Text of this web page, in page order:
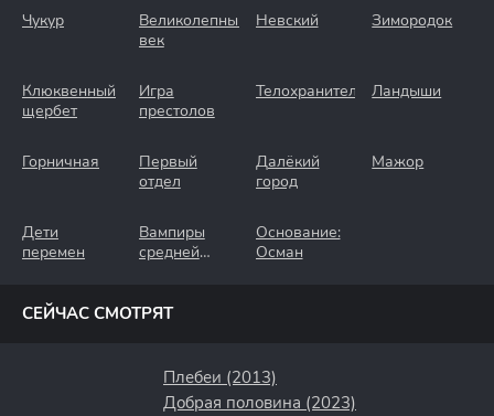
Чукур
Великолепный
век
Невский Зимородок
Клюквенный
щербет
Игра
престолов
Телохранители Ландыши
Горничная
Первый
отдел
Далёкий
город
Мажор
Дети
перемен
Вампиры
средней
Основание:
Осман
СЕЙЧАС СМОТРЯТ
Плебеи (2013)
Добрая половина (2023)